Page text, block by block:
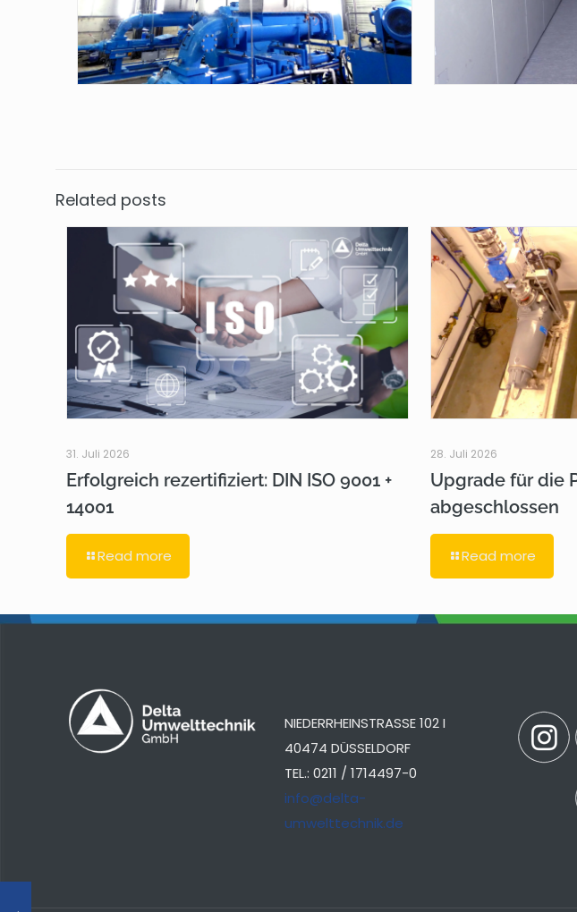
Related posts
31. Juli 2026
Erfolgreich rezertifiziert: DIN ISO 9001 +
14001
Read more
28. Juli 2026
Upgrade für die
abgeschlossen
Read more
NIEDERRHEINSTRASSE 102 I
40474 DÜSSELDORF
TEL.: 0211 / 1714497-0
info@delta-
umwelttechnik.de